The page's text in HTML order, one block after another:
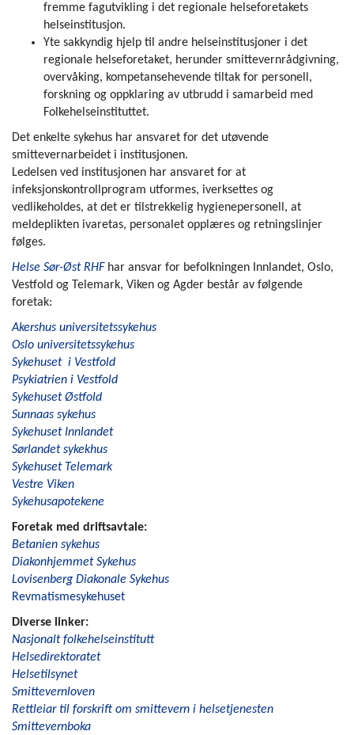
fremme fagutvikling i det regionale helseforetakets
helseinstitusjon.
Yte sakkyndig hjelp til andre helseinstitusjoner i det
regionale helseforetaket, herunder smittevernrådgivning,
overvåking, kompetansehevende tiltak for personell,
forskning og oppklaring av utbrudd i samarbeid med
Folkehelseinstituttet.
Det enkelte sykehus har ansvaret for det utøvende
smittevernarbeidet i institusjonen.
Ledelsen ved institusjonen har ansvaret for at
infeksjonskontrollprogram utformes, iverksettes og
vedlikeholdes, at det er tilstrekkelig hygienepersonell, at
meldeplikten ivaretas, personalet opplæres og retningslinjer
følges.
Helse Sør-Øst RHF har ansvar for befolkningen Innlandet, Oslo,
Vestfold og Telemark, Viken og Agder består av følgende
foretak:
Akershus universitetssykehus
Oslo universitetssykehus
Sykehuset i Vestfold
Psykiatrien i Vestfold
Sykehuset Østfold
Sunnaas sykehus
Sykehuset Innlandet
Sørlandet sykekhus
Sykehuset Telemark
Vestre Viken
Sykehusapotekene
Foretak med driftsavtale:
Betanien sykehus
Diakonhjemmet Sykehus
Lovisenberg Diakonale Sykehus
Revmatismesykehuset
Diverse linker:
Nasjonalt folkehelseinstitutt
Helsedirektoratet
Helsetilsynet
Smittevernloven
Rettleiar til forskrift om smittevern i helsetjenesten
Smittevernboka